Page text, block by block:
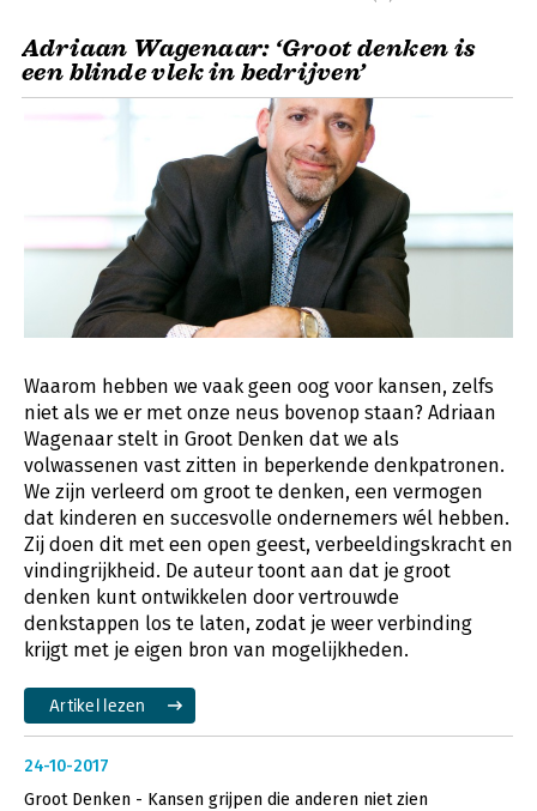
Adriaan Wagenaar: ‘Groot denken is
een blinde vlek in bedrijven’
Waarom hebben we vaak geen oog voor kansen, zelfs
niet als we er met onze neus bovenop staan? Adriaan
Wagenaar stelt in Groot Denken dat we als
volwassenen vast zitten in beperkende denkpatronen.
We zijn verleerd om groot te denken, een vermogen
dat kinderen en succesvolle ondernemers wél hebben.
Zij doen dit met een open geest, verbeeldingskracht en
vindingrijkheid. De auteur toont aan dat je groot
denken kunt ontwikkelen door vertrouwde
denkstappen los te laten, zodat je weer verbinding
krijgt met je eigen bron van mogelijkheden.
Artikel lezen
24-10-2017
Groot Denken - Kansen grijpen die anderen niet zien